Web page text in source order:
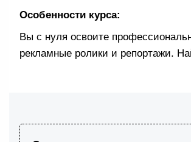
Особенности курса:
Вы с нуля освоите
рекламные ролики и репортажи.